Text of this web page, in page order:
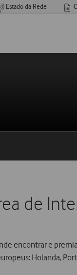
Estado da Rede
de
encontrar e
Holanda,